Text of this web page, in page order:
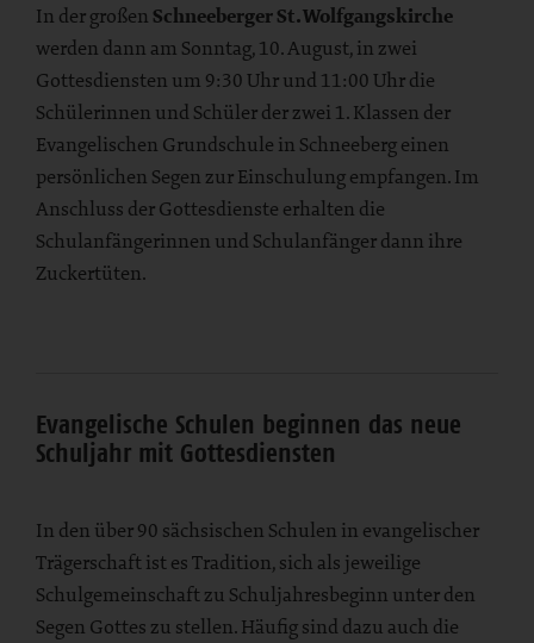
In der großen Schneeberger St. Wolfgangskirche
werden dann am Sonntag, 10. August, in zwei
Gottesdiensten um 9:30 Uhr und 11:00 Uhr die
Schülerinnen und Schüler der zwei 1. Klassen der
Evangelischen Grundschule in Schneeberg einen
persönlichen Segen zur Einschulung empfangen. Im
Anschluss der Gottesdienste erhalten die
Schulanfängerinnen und Schulanfänger dann ihre
Zuckertüten.
Evangelische Schulen beginnen das neue
Schuljahr mit Gottesdiensten
In den über 90 sächsischen Schulen in evangelischer
Trägerschaft ist es Tradition, sich als jeweilige
Schulgemeinschaft zu Schuljahresbeginn unter den
Segen Gottes zu stellen. Häufig sind dazu auch die